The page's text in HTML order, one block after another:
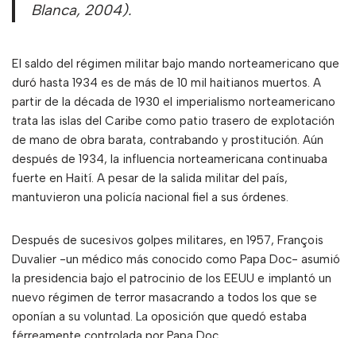
Blanca, 2004).
El saldo del régimen militar bajo mando norteamericano que
duró hasta 1934 es de más de 10 mil haitianos muertos. A
partir de la década de 1930 el imperialismo norteamericano
trata las islas del Caribe como patio trasero de explotación
de mano de obra barata, contrabando y prostitución. Aún
después de 1934, la influencia norteamericana continuaba
fuerte en Haití. A pesar de la salida militar del país,
mantuvieron una policía nacional fiel a sus órdenes.
Después de sucesivos golpes militares, en 1957, François
Duvalier -un médico más conocido como Papa Doc- asumió
la presidencia bajo el patrocinio de los EEUU e implantó un
nuevo régimen de terror masacrando a todos los que se
oponían a su voluntad. La oposición que quedó estaba